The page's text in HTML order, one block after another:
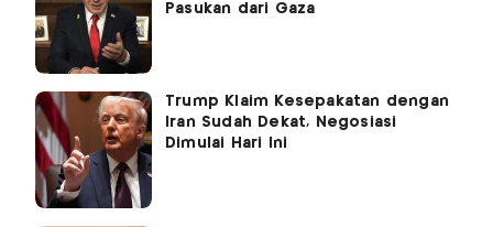
Pasukan dari Gaza
Trump Klaim Kesepakatan dengan
Iran Sudah Dekat, Negosiasi
Dimulai Hari Ini